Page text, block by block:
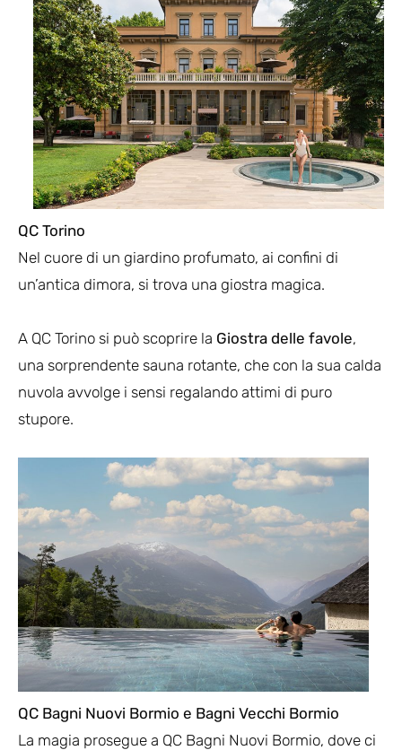
QC Torino
Nel cuore di un giardino profumato, ai confini di
un’antica dimora, si trova una giostra magica.
A QC Torino si può scoprire la Giostra delle favole,
una sorprendente sauna rotante, che con la sua calda
nuvola avvolge i sensi regalando attimi di puro
stupore.
QC Bagni Nuovi Bormio e Bagni Vecchi Bormio
La magia prosegue a QC Bagni Nuovi Bormio, dove ci